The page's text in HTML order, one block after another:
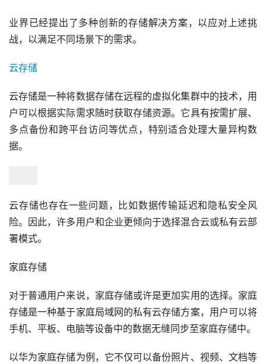
业界已经提出了多种创新的存储解决方案，以应对上述挑
战，以满足不同场景下的需求。
云存储
云存储是一种将数据存储在远程的虚拟化集群中的技术，用
户可以根据实际需求随时获取存储资源。它具有按需扩展、
多点备份和跨平台访问等优点，特别适合处理大量异构数
据。
云存储也存在一些问题，比如数据传输延迟和隐私安全风
险。因此，许多用户和企业更倾向于选择混合云或私有云部
署模式。
家庭存储
对于普通用户来说，家庭存储或许是更加实用的选择。家庭
存储是一种基于家庭局域网的私有云存储方案，用户可以将
手机、平板、电脑等设备中的数据无缝同步至家庭存储中。
以华为家庭存储为例，它不仅可以备份照片、视频、文档等